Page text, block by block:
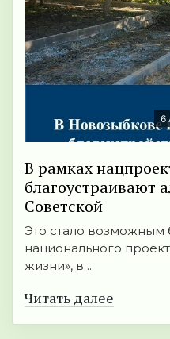
6
В рамках
благоустраивают
Советской
Это стало возможным
национального
жизни», в ...
Читать далее